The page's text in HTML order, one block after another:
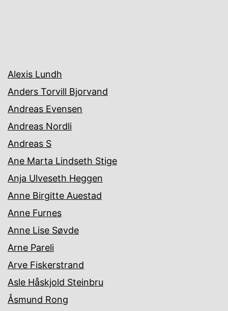
Alexis Lundh
Anders Torvill Bjorvand
Andreas Evensen
Andreas Nordli
Andreas S
Ane Marta Lindseth Stige
Anja Ulveseth Heggen
Anne Birgitte Auestad
Anne Furnes
Anne Lise Søvde
Arne Pareli
Arve Fiskerstrand
Asle Håskjold Steinbru
Åsmund Rong